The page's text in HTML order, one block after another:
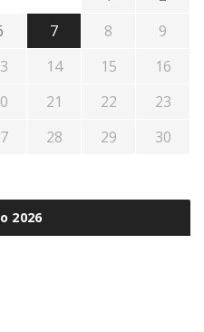
2026
7 8
9
14 15
16
21 22
23
28 29
30